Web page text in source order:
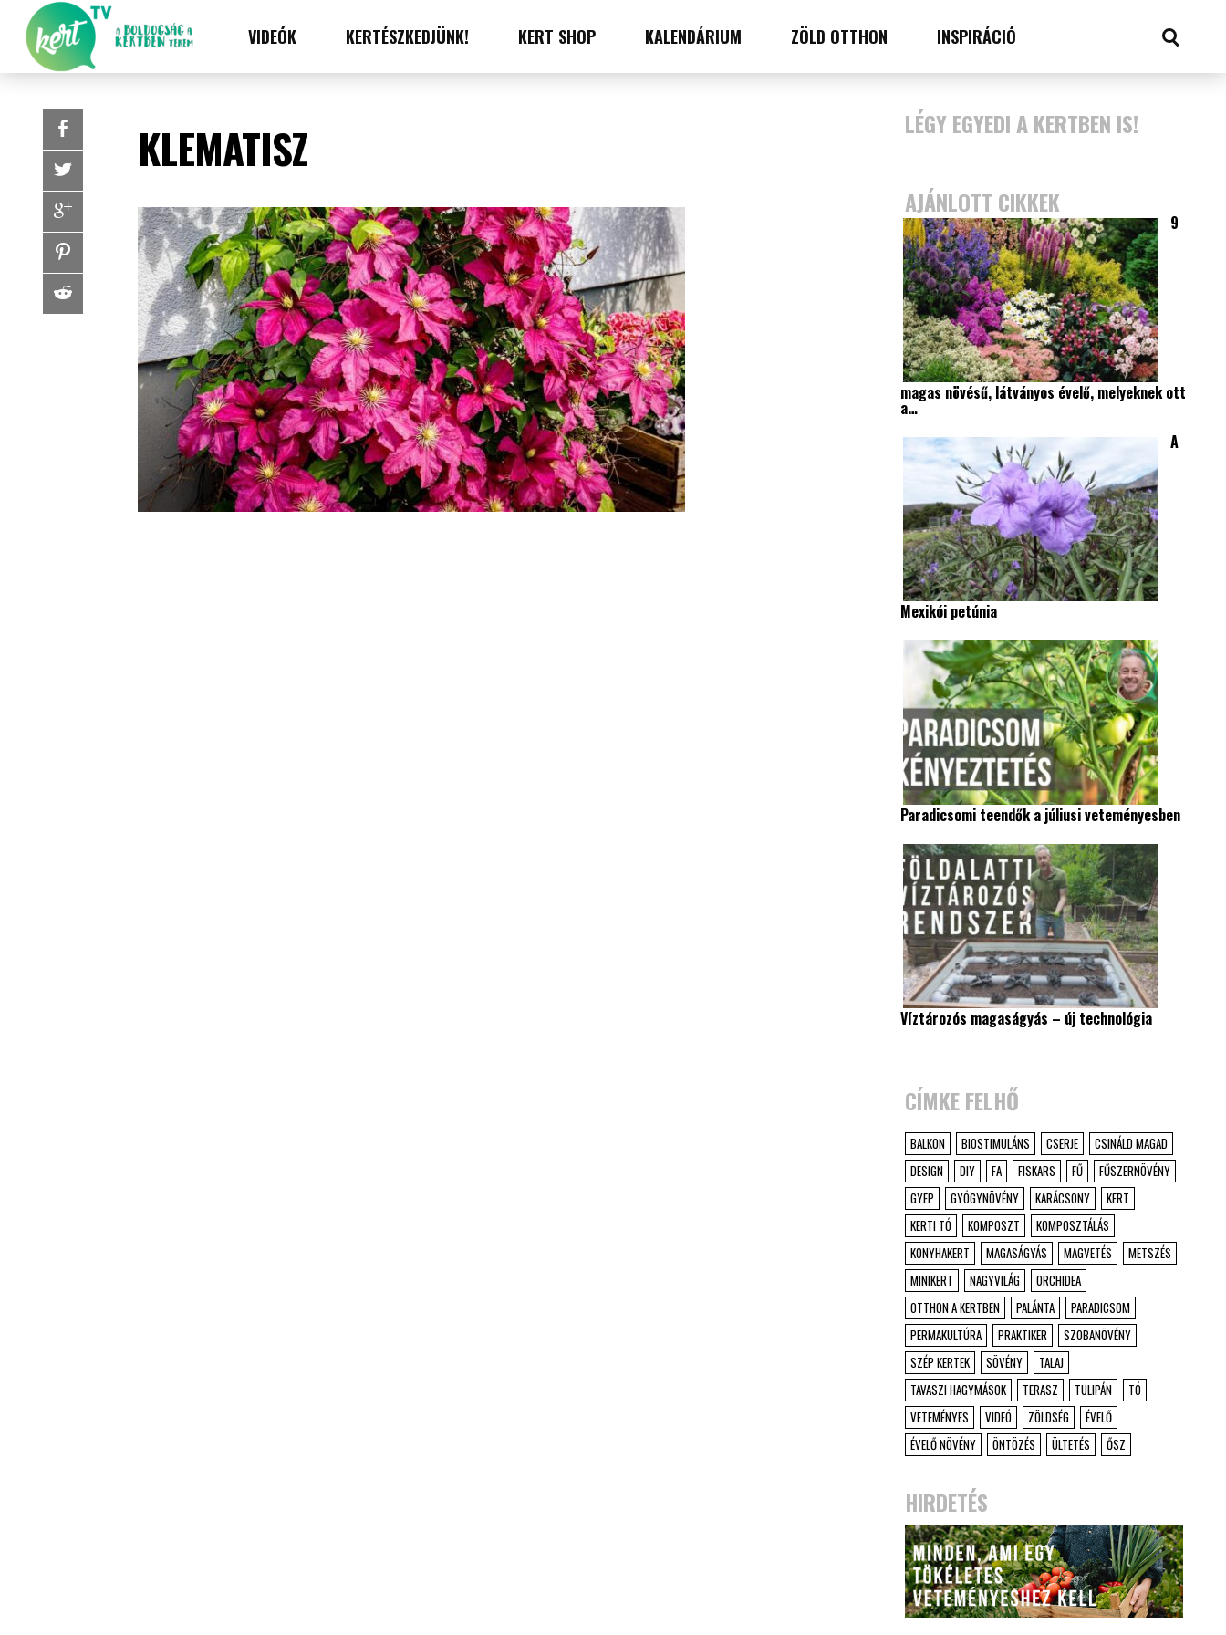
VIDEÓK KERTÉSZKEDJÜNK! KERT SHOP KALENDÁRIUM ZÖLD OTTHON INSPIRÁCIÓ
KLEMATISZ LÉGY EGYEDI A KERTBEN IS!
AJÁNLOTT CIKKEK
9
magas növésű, látványos évelő, melyeknek ott
a…
A
Mexikói petúnia
Paradicsomi teendők a júliusi veteményesben
Víztározós magaságyás – új technológia
CÍMKE FELHŐ
BALKON BIOSTIMULÁNS CSERJE
CSINÁLD MAGAD
DESIGN
DIY FA FISKARS FŰ
FŰSZERNÖVÉNY
GYEP
GYÓGYNÖVÉNY KARÁCSONY
KERT
KERTI TÓ
KOMPOSZT
KOMPOSZTÁLÁS
KONYHAKERT
MAGASÁGYÁS MAGVETÉS
METSZÉS
MINIKERT
NAGYVILÁG
ORCHIDEA
OTTHON A KERTBEN
PALÁNTA
PARADICSOM
PERMAKULTÚRA
PRAKTIKER
SZOBANÖVÉNY
SZÉP KERTEK
SÖVÉNY
TALAJ
TAVASZI HAGYMÁSOK
TERASZ TULIPÁN
TÓ
VETEMÉNYES
VIDEÓ ZÖLDSÉG
ÉVELŐ
ÉVELŐ NÖVÉNY
ÖNTÖZÉS ÜLTETÉS ŐSZ
HIRDETÉS